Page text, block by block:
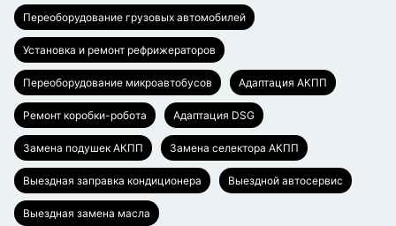
Переоборудование грузовых автомобилей
Установка и ремонт рефрижераторов
Переоборудование микроавтобусов Адаптация АКПП
Ремонт коробки-робота Адаптация DSG
Замена подушек АКПП Замена селектора АКПП
Выездная заправка кондиционера Выездной автосервис
Выездная замена масла